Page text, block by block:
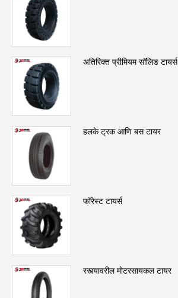
अतिरिक्त प्रीमियम सॉलिड टायर्स
हलके ट्रक आणि बस टायर
फॉरेस्ट टायर्स
रस्त्यावरील मोटरसायकल टायर